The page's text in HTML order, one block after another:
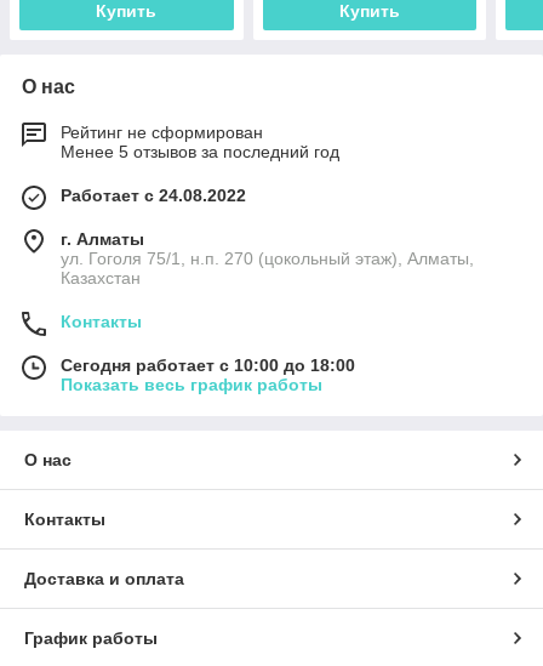
Купить Купить
О нас
Рейтинг не сформирован
Менее 5 отзывов за последний год
Работает с 24.08.2022
г. Алматы
ул. Гоголя 75/1, н.п. 270 (цокольный этаж), Алматы,
Казахстан
Контакты
Сегодня работает с 10:00 до 18:00
Показать весь график работы
О нас
Контакты
Доставка и оплата
График работы